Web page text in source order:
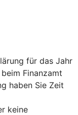
für das Jahr
beim Finanzamt
haben Sie Zeit
keine